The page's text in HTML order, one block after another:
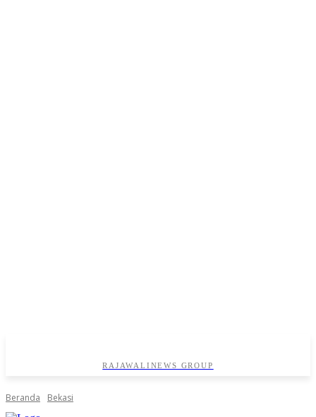
RAJAWALINEWS GROUP
Beranda Bekasi